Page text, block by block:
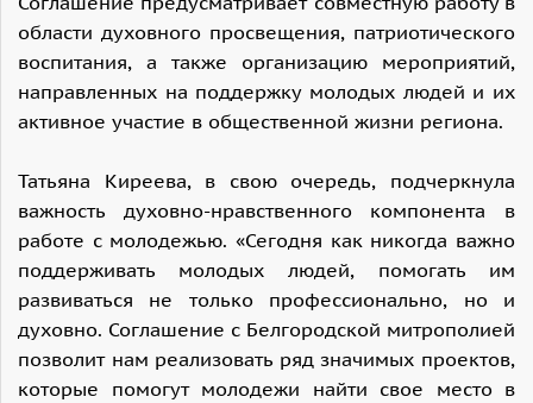
области духовного просвещения, патриотического
воспитания, а также организацию мероприятий,
направленных на поддержку молодых людей и их
активное участие в общественной жизни региона.
Татьяна Киреева, в свою очередь, подчеркнула
важность духовно-нравственного компонента в
работе с молодежью. «Сегодня как никогда важно
поддерживать молодых людей, помогать им
развиваться не только профессионально, но и
духовно. Соглашение с Белгородской митрополией
позволит нам реализовать ряд значимых проектов,
которые помогут молодежи найти свое место в